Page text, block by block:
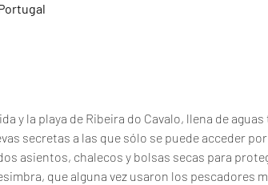
y la playa de Ribeira do Cavalo, llena de
secretas a las que sólo se puede acceder
asientos, chalecos y bolsas secas para
que alguna vez usaron los pescadores